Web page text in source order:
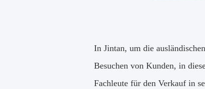
In Jintan, um die
Besuchen von Kunden, in
Fachleute für den Verkauf in